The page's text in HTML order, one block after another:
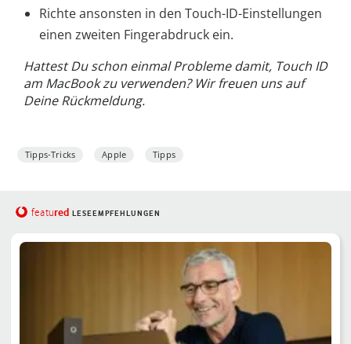
Richte ansonsten in den Touch-ID-Einstellungen
einen zweiten Fingerabdruck ein.
Hattest Du schon einmal Probleme damit, Touch ID
am MacBookzu verwenden? Wir freuen uns auf
Deine Rückmeldung.
Tipps-Tricks Apple Tipps
featured LESEEMPFEHLUNGEN